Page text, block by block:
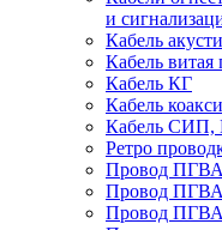
и
Кабель
Кабель
Кабель КГ
Кабель
Кабель СИП,
Ретро
Провод
Провод
Провод